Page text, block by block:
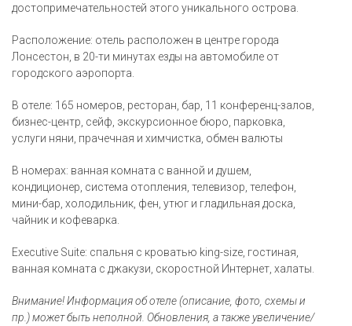
достопримечательностей этого уникального острова.
Расположение: отель расположен в центре города
Лонсестон, в 20-ти минутах езды на автомобиле от
городского аэропорта.
В отеле: 165 номеров, ресторан, бар, 11 конференц-залов,
бизнес-центр, сейф, экскурсионное бюро, парковка,
услуги няни, прачечная и химчистка, обмен валюты
В номерах: ванная комната с ванной и душем,
кондиционер, система отопления, телевизор, телефон,
мини-бар, холодильник, фен, утюг и гладильная доска,
чайник и кофеварка.
Executive Suite: спальня с кроватью king-size, гостиная,
ванная комната с джакузи, скоростной Интернет, халаты.
Внимание! Информация об отеле (описание, фото, схемы и
пр.) может быть неполной. Обновления, а также увеличение/